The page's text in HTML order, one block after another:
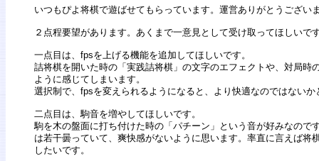
いつもぴよ将棋で遊ばせてもらっています。運営ありがとうござい
２点程要望があります。あくまで一意見として受け取ってほしいで
一点目は、fpsを上げる機能を追加してほしいです。
詰将棋を開いた時の「実践詰将棋」の文字のエフェクトや、対局時
ように感じてしまいます。
選択制で、fpsを変えられるようになると、より快適なのではないか
二点目は、駒音を増やしてほしいです。
駒を木の盤面に打ち付けた時の「パチーン」という音が好みなので
は若干曇っていて、爽快感がないように思います。率直に言えば将
したいです。